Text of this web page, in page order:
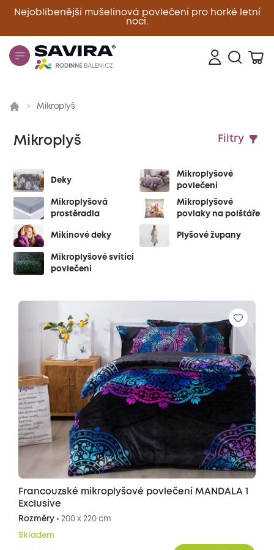
Nejoblíbenější mušelínová povlečení pro horké letní
noci.
Zavřít
Mikroplyš
Mikroplyš Filtry
Deky
Mikroplyšové
povlečení
Mikroplyšová
prostěradla
Mikroplyšové
povlaky na polštáře
Mikinové deky Plyšové župany
Mikroplyšové svítící
povlečení
Francouzské mikroplyšové povlečení MANDALA 1
Exclusive
Rozměry • 200 x 220 cm
Skladem